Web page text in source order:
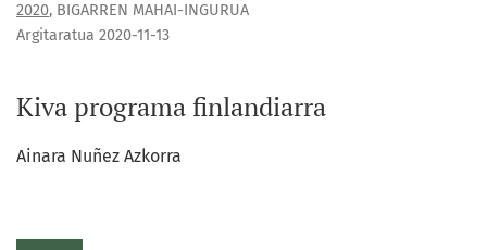
2020, BIGARREN MAHAI-INGURUA
Kiva programa finlandiarra
Argitaratua 2020-11-13
Ainara Nuñez Azkorra